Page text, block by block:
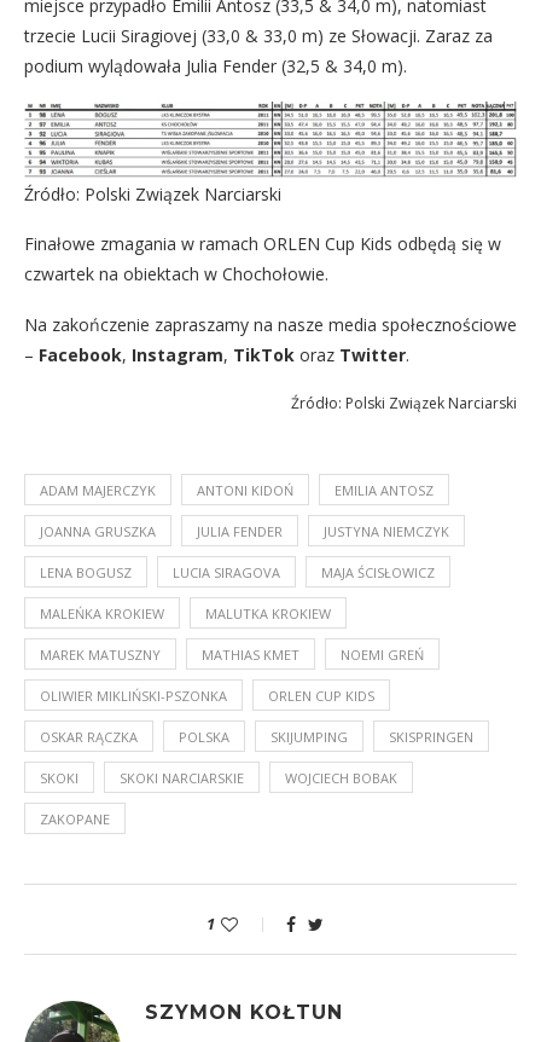
miejsce przypadło Emilii Antosz (33,5 & 34,0 m), natomiast
trzecie Lucii Siragiovej (33,0 & 33,0 m) ze Słowacji. Zaraz za
podium wylądowała Julia Fender (32,5 & 34,0 m).
Źródło: Polski Związek Narciarski
Finałowe zmagania w ramach ORLEN Cup Kids odbędą się w
czwartek na obiektach w Chochołowie.
Na zakończenie zapraszamy na nasze media społecznościowe
– Facebook, Instagram, TikTok oraz Twitter.
Źródło: Polski Związek Narciarski
ADAM MAJERCZYK ANTONI KIDOŃ EMILIA ANTOSZ
JOANNA GRUSZKA JULIA FENDER JUSTYNA NIEMCZYK
LENA BOGUSZ LUCIA SIRAGOVA MAJA ŚCISŁOWICZ
MALEŃKA KROKIEW MALUTKA KROKIEW
MAREK MATUSZNY MATHIAS KMET NOEMI GREŃ
OLIWIER MIKLIŃSKI-PSZONKA ORLEN CUP KIDS
OSKAR RĄCZKA POLSKA SKIJUMPING SKISPRINGEN
SKOKI SKOKI NARCIARSKIE WOJCIECH BOBAK
ZAKOPANE
1
SZYMON KOŁTUN